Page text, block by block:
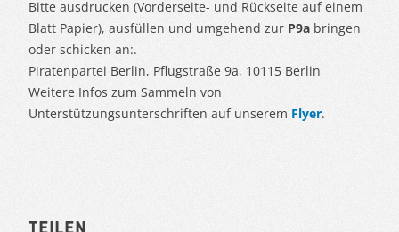
Bitte ausdrucken (Vorderseite- und Rückseite auf einem
Blatt Papier), ausfüllen und umgehend zur P9a bringen
oder schicken an:.
Piratenpartei Berlin, Pflugstraße 9a, 10115 Berlin
Weitere Infos zum Sammeln von
Unterstützungsunterschriften auf unserem Flyer.
Teilen